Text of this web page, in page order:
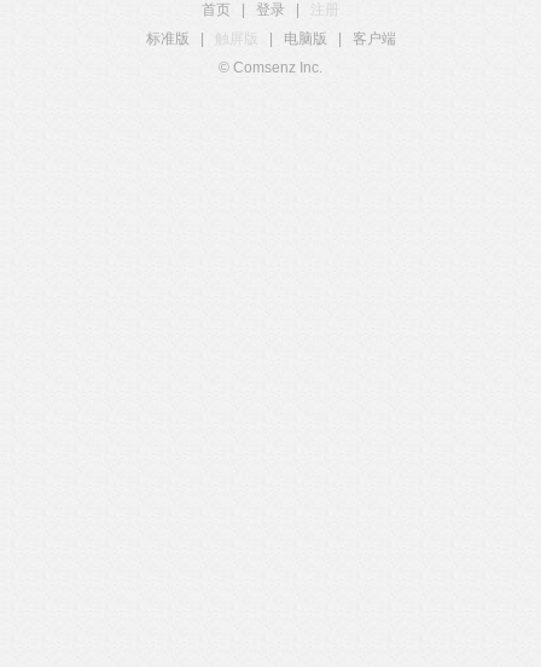
首页 登录
注册
标准版
触屏版 电脑版
客户端
© Comsenz Inc.